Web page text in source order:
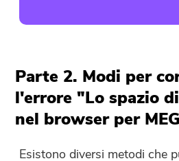
Parte 2. Modi per
l'errore "Lo spazio
nel browser per
Esistono diversi metodi che